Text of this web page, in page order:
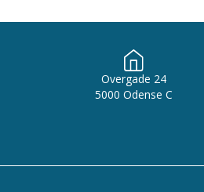
Overgade 24
5000 Odense C